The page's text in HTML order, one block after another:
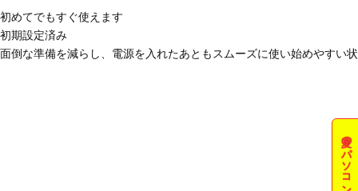
夏のパソコン祭
初めてでもすぐ使えます
初期設定済み
面倒な準備を減らし、電源を入れたあともスムーズに使い始めやすい